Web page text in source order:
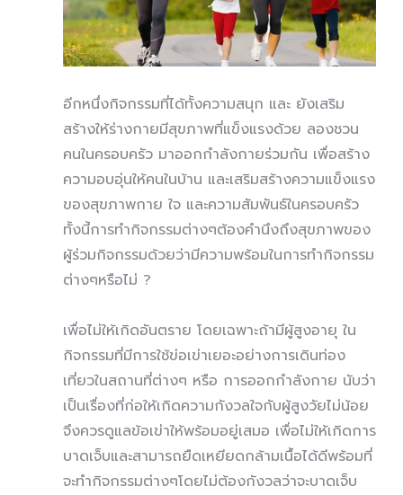
อีกหนึ่งกิจกรรมที่ได้ทั้งความสนุก และ ยังเสริม
สร้างให้ร่างกายมีสุขภาพที่แข็งแรงด้วย ลองชวน
คนในครอบครัว มาออกกำลังกายร่วมกัน เพื่อสร้าง
ความอบอุ่นให้คนในบ้าน และเสริมสร้างความแข็งแรง
ของสุขภาพกาย ใจ และความสัมพันธ์ในครอบครัว
ทั้งนี้การทำกิจกรรมต่างๆต้องคำนึงถึงสุขภาพของ
ผู้ร่วมกิจกรรมด้วยว่ามีความพร้อมในการทำกิจกรรม
ต่างๆหรือไม่ ?
เพื่อไม่ให้เกิดอันตราย โดยเฉพาะถ้ามีผู้สูงอายุ ใน
กิจกรรมที่มีการใช้ข่อเข่าเยอะอย่างการเดินท่อง
เที่ยวในสถานที่ต่างๆ หรือ การออกกำลังกาย นับว่า
เป็นเรื่องที่ก่อให้เกิดความกังวลใจกับผู้สูงวัยไม่น้อย
จึงควรดูแลข้อเข่าให้พร้อมอยู่เสมอ เพื่อไม่ให้เกิดการ
บาดเจ็บและสามารถยืดเหยียดกล้ามเนื้อได้ดีพร้อมที่
จะทำกิจกรรมต่างๆโดยไม่ต้องกังวลว่าจะบาดเจ็บ